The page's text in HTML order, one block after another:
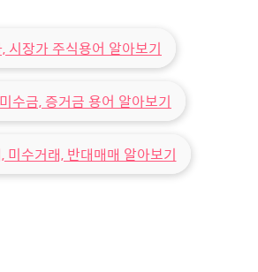
시장가 주식용어 알아보기
수금, 증거금 용어 알아보기
미수거래, 반대매매 알아보기